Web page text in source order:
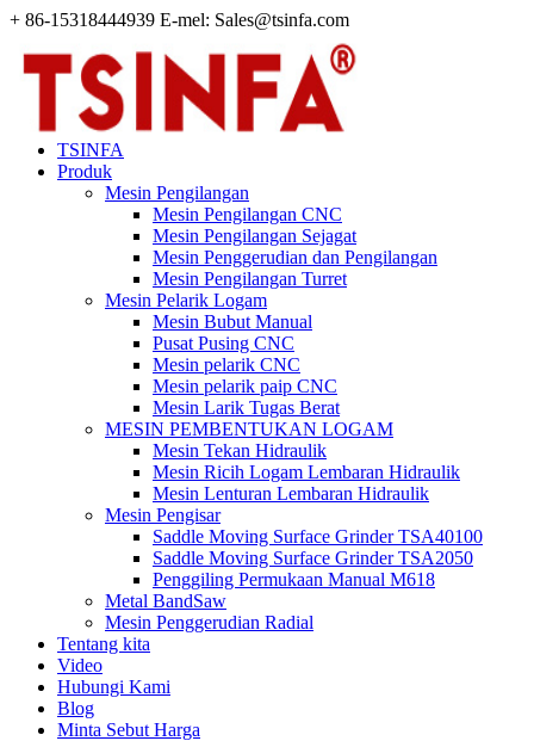
+ 86-15318444939 E-mel: Sales@tsinfa.com
TSINFA
Produk
Mesin Pengilangan
Mesin Pengilangan CNC
Mesin Pengilangan Sejagat
Mesin Penggerudian dan Pengilangan
Mesin Pengilangan Turret
Mesin Pelarik Logam
Mesin Bubut Manual
Pusat Pusing CNC
Mesin pelarik CNC
Mesin pelarik paip CNC
Mesin Larik Tugas Berat
MESIN PEMBENTUKAN LOGAM
Mesin Tekan Hidraulik
Mesin Ricih Logam Lembaran Hidraulik
Mesin Lenturan Lembaran Hidraulik
Mesin Pengisar
Saddle Moving Surface Grinder TSA40100
Saddle Moving Surface Grinder TSA2050
Penggiling Permukaan Manual M618
Metal BandSaw
Mesin Penggerudian Radial
Tentang kita
Video
Hubungi Kami
Blog
Minta Sebut Harga